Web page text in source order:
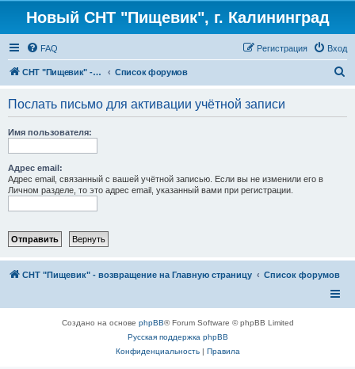
Новый СНТ "Пищевик", г. Калининград
FAQ Вход
Регистрация
СНТ "Пищевик" - возвращение на Главную страницу Список форумов
Послать письмо для активации учётной записи
Имя пользователя:
Адрес email:
Адрес email, связанный с вашей учётной записью. Если вы не изменили его в
Личном разделе, то это адрес email, указанный вами при регистрации.
СНТ "Пищевик" - возвращение на Главную страницу Список форумов
Создано на основе phpBB® Forum Software © phpBB Limited
Русская поддержка phpBB
Конфиденциальность| Правила